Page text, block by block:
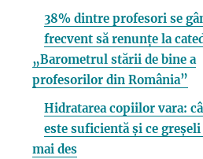
38% dintre profesori se
frecvent să renunțe la
„Barometrul stării de bine a
profesorilor din România”
Hidratarea copiilor vara:
este suficientă și ce greșeli
mai des